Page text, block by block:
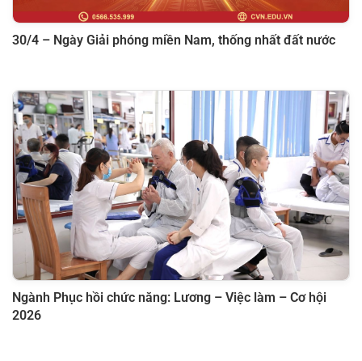
30/4 – Ngày Giải phóng miền Nam, thống nhất đất nước
Ngành Phục hồi chức năng: Lương – Việc làm – Cơ hội
2026